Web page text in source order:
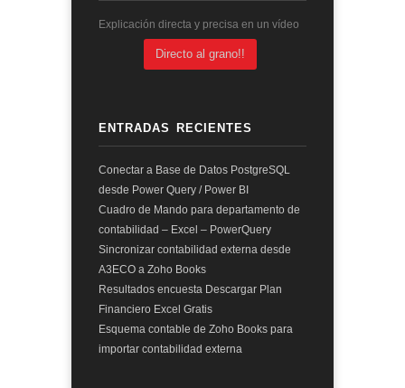
Explicación directa y precisa en un vídeo
Directo al grano!!
ENTRADAS RECIENTES
Conectar a Base de Datos PostgreSQL
desde Power Query / Power BI
Cuadro de Mando para departamento de
contabilidad – Excel – PowerQuery
Sincronizar contabilidad externa desde
A3ECO a Zoho Books
Resultados encuesta Descargar Plan
Financiero Excel Gratis
Esquema contable de Zoho Books para
importar contabilidad externa